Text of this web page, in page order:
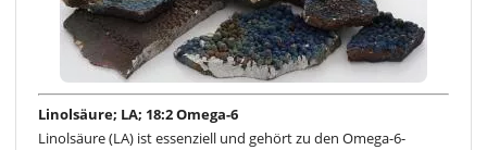
Linolsäure; LA; 18:2 Omega-6
Linolsäure (LA) ist essenziell und gehört zu den Omega-6-